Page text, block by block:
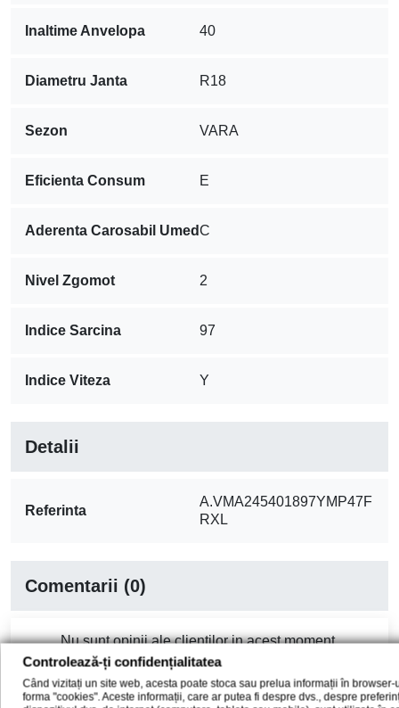
Inaltime Anvelopa 40
Diametru Janta R18
Sezon VARA
Eficienta Consum E
Aderenta Carosabil UmedC
Nivel Zgomot 2
Indice Sarcina 97
Indice Viteza Y
Detalii
Referinta
A.VMA245401897YMP47F
RXL
Comentarii (0)
Nu sunt opinii ale clientilor in acest moment.
Controlează-ți confidențialitatea
Când vizitați un site web, acesta poate stoca sau prelua informații în browser-
forma "cookies". Aceste informații, care ar putea fi despre dvs., despre